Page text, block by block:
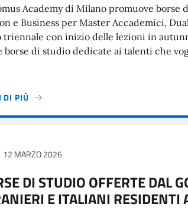
Academy di Milano promuove
e Business per Master Accademici,
triennale con inizio delle lezioni in
borse di studio dedicate ai talenti che
DI PIÙ
12 MARZO 2026
DI STUDIO OFFERTE DAL
E ITALIANI